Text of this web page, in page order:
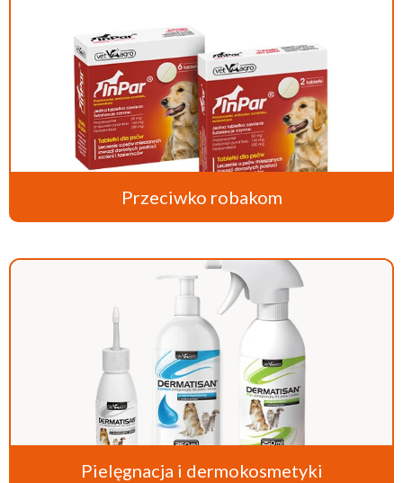
Przeciwko robakom
Pielęgnacja i dermokosmetyki